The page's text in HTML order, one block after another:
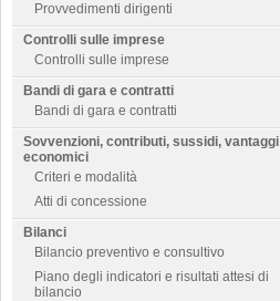
Provvedimenti dirigenti
Controlli sulle imprese
Controlli sulle imprese
Bandi di gara e contratti
Bandi di gara e contratti
Sovvenzioni, contributi, sussidi, vantaggi
economici
Criteri e modalità
Atti di concessione
Bilanci
Bilancio preventivo e consultivo
Piano degli indicatori e risultati attesi di
bilancio